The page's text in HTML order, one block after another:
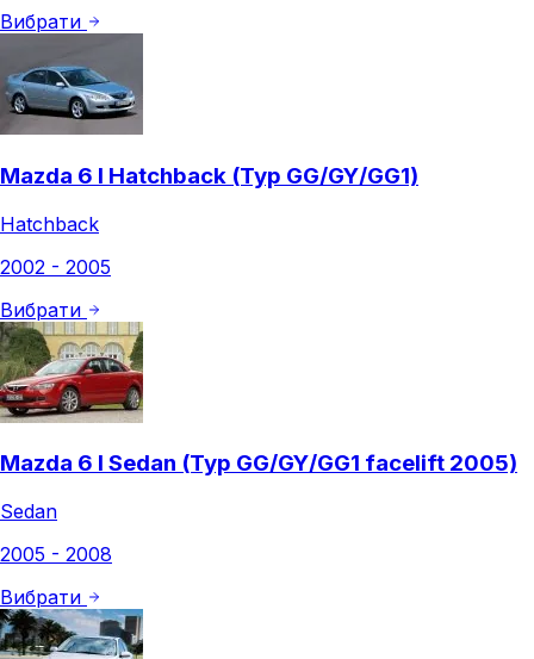
Вибрати
Mazda 6 I Hatchback (Typ GG/GY/GG1)
Hatchback
2002 - 2005
Вибрати
Mazda 6 I Sedan (Typ GG/GY/GG1 facelift 2005)
Sedan
2005 - 2008
Вибрати